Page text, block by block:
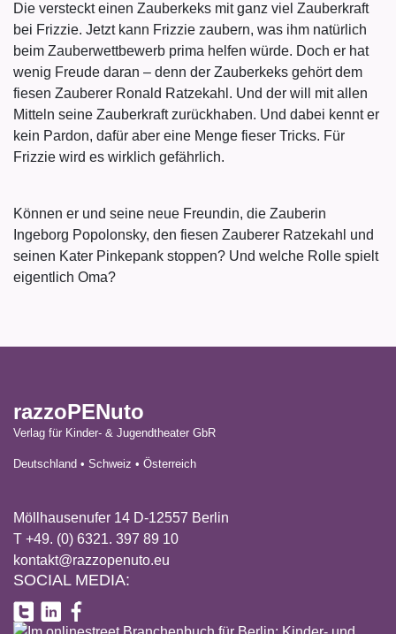
Die versteckt einen Zauberkeks mit ganz viel Zauberkraft
bei Frizzie. Jetzt kann Frizzie zaubern, was ihm natürlich
beim Zauberwettbewerb prima helfen würde. Doch er hat
wenig Freude daran – denn der Zauberkeks gehört dem
fiesen Zauberer Ronald Ratzekahl. Und der will mit allen
Mitteln seine Zauberkraft zurückhaben. Und dabei kennt er
kein Pardon, dafür aber eine Menge fieser Tricks. Für
Frizzie wird es wirklich gefährlich.
Können er und seine neue Freundin, die Zauberin
Ingeborg Popolonsky, den fiesen Zauberer Ratzekahl und
seinen Kater Pinkepank stoppen? Und welche Rolle spielt
eigentlich Oma?
razzoPENuto
Verlag für Kinder- & Jugendtheater GbR
Deutschland • Schweiz • Österreich
Möllhausenufer 14 D-12557 Berlin
T +49. (0) 6321. 397 89 10
kontakt@razzopenuto.eu
SOCIAL MEDIA: